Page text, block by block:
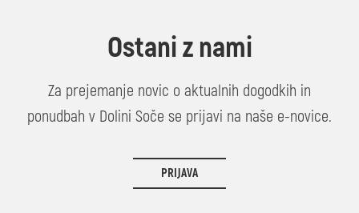
Ostani z nami
Za prejemanje novic o aktualnih dogodkih in
ponudbah v Dolini Soče se prijavi na naše e-novice.
PRIJAVA